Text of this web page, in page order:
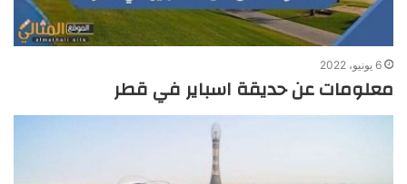
6 يونيو، 2022
معلومات عن حديقة اسباير في قطر